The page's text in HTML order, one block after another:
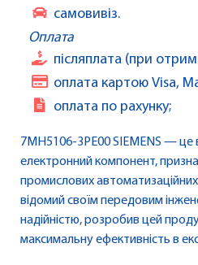
самовивіз.
Оплата
післяплата (при
оплата картою Visa,
оплата по рахунку;
7MH5106-3PE00 SIEMENS — це
електронний компонент,
промислових
відомий своїм передовим
надійністю, розробив цей
максимальну ефективність в